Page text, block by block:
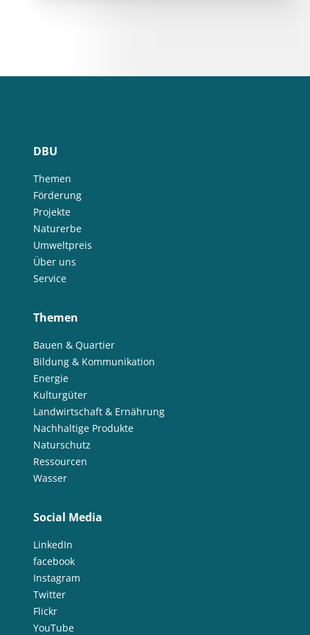
DBU
Themen
Förderung
Projekte
Naturerbe
Umweltpreis
Über uns
Service
Themen
Bauen & Quartier
Bildung & Kommunikation
Energie
Kulturgüter
Landwirtschaft & Ernährung
Nachhaltige Produkte
Naturschutz
Ressourcen
Wasser
Social Media
LinkedIn
facebook
Instagram
Twitter
Flickr
YouTube